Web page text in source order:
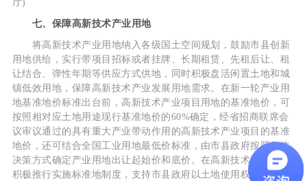
厅)
七、保障高新技术产业用地
将高新技术产业用地纳入各级国土空间规划，鼓励市县创新
用地供给，实行带项目招标或者挂牌、长期租赁、先租后让、租
让结合、弹性年期等供应方式供地，同时积极盘活闲置土地和城
镇低效用地，保障高新技术产业发展用地需求。在新一轮产业用
地基准地价标准出台前，高新技术产业项目用地的基准地价，可
按照相对应土地用途现行基准地价的60%确定，经省招商联席会
议审议通过的具有重大产业带动作用的高新技术产业项目的基准
地价，还可结合全国工业用地最低价标准，由市县政府按照集体
决策方式确定产业用地出让起始价和底价。在高新技术产业园区
积极推行实施标准地制度，支持市县政府以土地使用权作价出资